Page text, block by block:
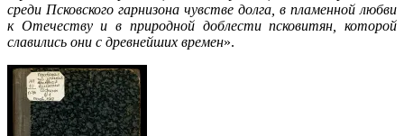
среди Псковского гарнизона чувстве долга, в пламенной любви
к Отечеству и в природной доблести псковитян, которой
славились они с древнейших времен».